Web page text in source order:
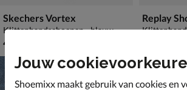
Skechers Vortex
Klittenbandschoenen - blauw
€ 49,99
49
Replay
Jouw
Shoemixx maakt gebruik van cookies en